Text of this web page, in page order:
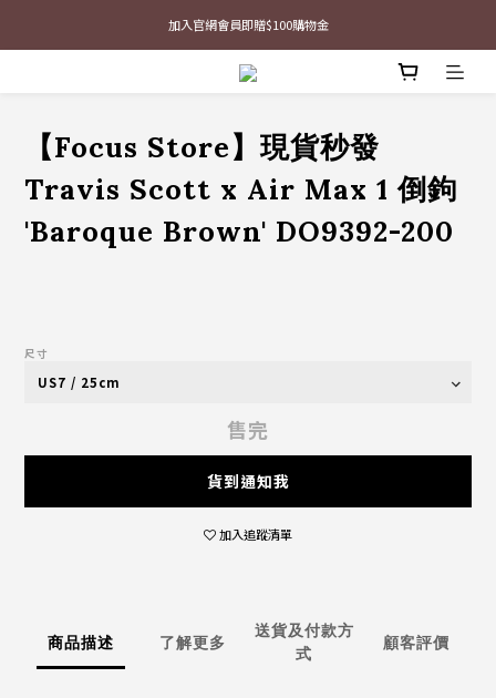
最新三方聯名倒鉤，火熱預購接單中🔥
加入官網會員即贈$100購物金
最新三方聯名倒鉤，火熱預購接單中🔥
【Focus Store】現貨秒發
Travis Scott x Air Max 1 倒鉤
'Baroque Brown' DO9392-200
尺寸
售完
貨到通知我
加入追蹤清單
商品描述 了解更多
送貨及付款方
式
顧客評價